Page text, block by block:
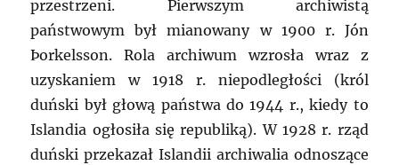
przestrzeni. Pierwszym archiwistą
państwowym był mianowany w 1900 r. Jón
Þorkelsson. Rola archiwum wzrosła wraz z
uzyskaniem w 1918 r. niepodległości (król
duński był głową państwa do 1944 r., kiedy to
Islandia ogłosiła się republiką). W 1928 r. rząd
duński przekazał Islandii archiwalia odnoszące